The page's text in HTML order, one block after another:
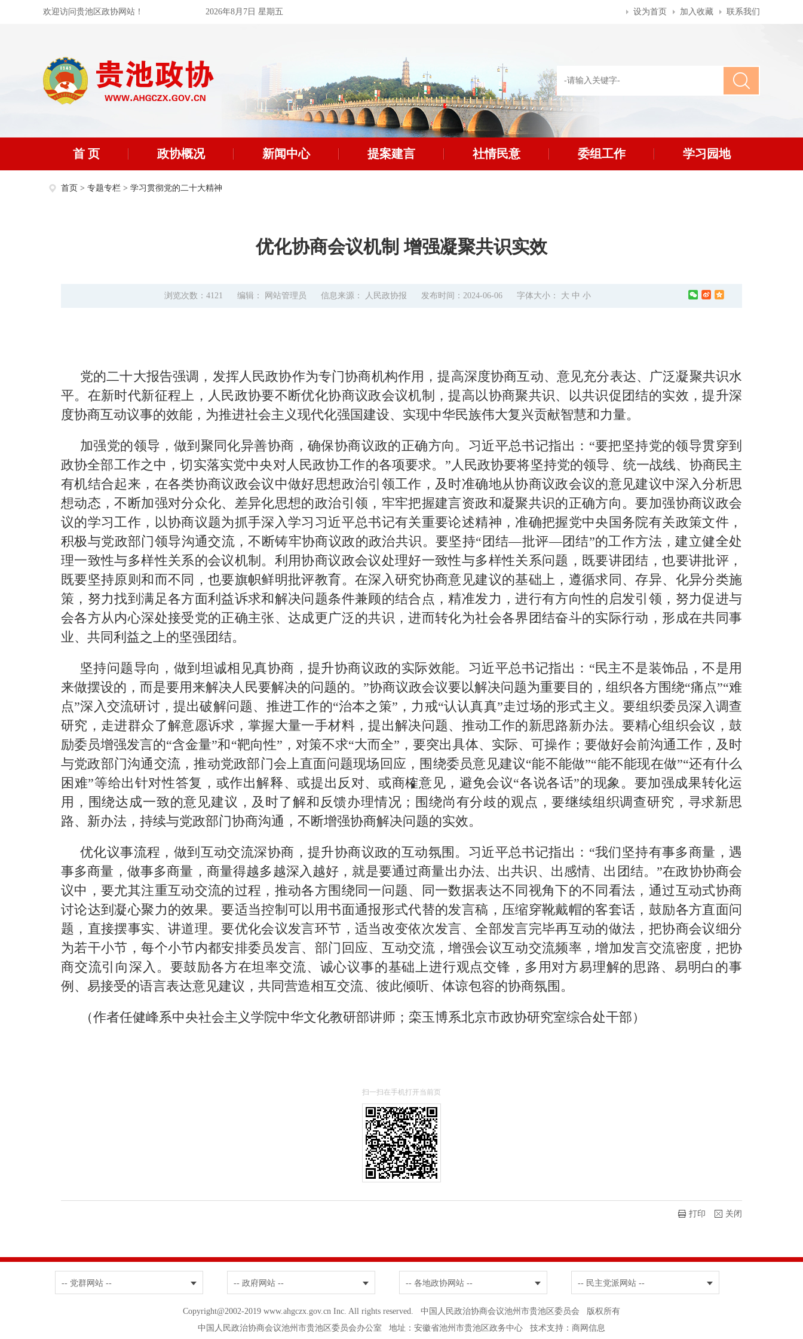
欢迎访问贵池区政协网站！ 2026年8月7日 星期五 设为首页 加入收藏 联系我们
首 页 政协概况 新闻中心 提案建言 社情民意 委组工作 学习园地
首页 > 专题专栏 > 学习贯彻党的二十大精神
优化协商会议机制 增强凝聚共识实效
浏览次数：4121 编辑： 网站管理员 信息来源： 人民政协报 发布时间：2024-06-06 字体大小： 大 中 小
党的二十大报告强调，发挥人民政协作为专门协商机构作用，提高深度协商互动、意见充分表达、广泛凝聚共识水
平。在新时代新征程上，人民政协要不断优化协商议政会议机制，提高以协商聚共识、以共识促团结的实效，提升深
度协商互动议事的效能，为推进社会主义现代化强国建设、实现中华民族伟大复兴贡献智慧和力量。
加强党的领导，做到聚同化异善协商，确保协商议政的正确方向。习近平总书记指出：“要把坚持党的领导贯穿到
政协全部工作之中，切实落实党中央对人民政协工作的各项要求。”人民政协要将坚持党的领导、统一战线、协商民主
有机结合起来，在各类协商议政会议中做好思想政治引领工作，及时准确地从协商议政会议的意见建议中深入分析思
想动态，不断加强对分众化、差异化思想的政治引领，牢牢把握建言资政和凝聚共识的正确方向。要加强协商议政会
议的学习工作，以协商议题为抓手深入学习习近平总书记有关重要论述精神，准确把握党中央国务院有关政策文件，
积极与党政部门领导沟通交流，不断铸牢协商议政的政治共识。要坚持“团结—批评—团结”的工作方法，建立健全处
理一致性与多样性关系的会议机制。利用协商议政会议处理好一致性与多样性关系问题，既要讲团结，也要讲批评，
既要坚持原则和而不同，也要旗帜鲜明批评教育。在深入研究协商意见建议的基础上，遵循求同、存异、化异分类施
策，努力找到满足各方面利益诉求和解决问题条件兼顾的结合点，精准发力，进行有方向性的启发引领，努力促进与
会各方从内心深处接受党的正确主张、达成更广泛的共识，进而转化为社会各界团结奋斗的实际行动，形成在共同事
业、共同利益之上的坚强团结。
坚持问题导向，做到坦诚相见真协商，提升协商议政的实际效能。习近平总书记指出：“民主不是装饰品，不是用
来做摆设的，而是要用来解决人民要解决的问题的。”协商议政会议要以解决问题为重要目的，组织各方围绕“痛点”“难
点”深入交流研讨，提出破解问题、推进工作的“治本之策”，力戒“认认真真”走过场的形式主义。要组织委员深入调查
研究，走进群众了解意愿诉求，掌握大量一手材料，提出解决问题、推动工作的新思路新办法。要精心组织会议，鼓
励委员增强发言的“含金量”和“靶向性”，对策不求“大而全”，要突出具体、实际、可操作；要做好会前沟通工作，及时
与党政部门沟通交流，推动党政部门会上直面问题现场回应，围绕委员意见建议“能不能做”“能不能现在做”“还有什么
困难”等给出针对性答复，或作出解释、或提出反对、或商榷意见，避免会议“各说各话”的现象。要加强成果转化运
用，围绕达成一致的意见建议，及时了解和反馈办理情况；围绕尚有分歧的观点，要继续组织调查研究，寻求新思
路、新办法，持续与党政部门协商沟通，不断增强协商解决问题的实效。
优化议事流程，做到互动交流深协商，提升协商议政的互动氛围。习近平总书记指出：“我们坚持有事多商量，遇
事多商量，做事多商量，商量得越多越深入越好，就是要通过商量出办法、出共识、出感情、出团结。”在政协协商会
议中，要尤其注重互动交流的过程，推动各方围绕同一问题、同一数据表达不同视角下的不同看法，通过互动式协商
讨论达到凝心聚力的效果。要适当控制可以用书面通报形式代替的发言稿，压缩穿靴戴帽的客套话，鼓励各方直面问
题，直接摆事实、讲道理。要优化会议发言环节，适当改变依次发言、全部发言完毕再互动的做法，把协商会议细分
为若干小节，每个小节内都安排委员发言、部门回应、互动交流，增强会议互动交流频率，增加发言交流密度，把协
商交流引向深入。要鼓励各方在坦率交流、诚心议事的基础上进行观点交锋，多用对方易理解的思路、易明白的事
例、易接受的语言表达意见建议，共同营造相互交流、彼此倾听、体谅包容的协商氛围。
（作者任健峰系中央社会主义学院中华文化教研部讲师；栾玉博系北京市政协研究室综合处干部）
扫一扫在手机打开当前页
打印 关闭
-- 党群网站 -- -- 政府网站 -- -- 各地政协网站 -- -- 民主党派网站 --
Copyright@2002-2019 www.ahgczx.gov.cn Inc. All rights reserved. 中国人民政治协商会议池州市贵池区委员会 版权所有
中国人民政治协商会议池州市贵池区委员会办公室 地址：安徽省池州市贵池区政务中心 技术支持： 商网信息